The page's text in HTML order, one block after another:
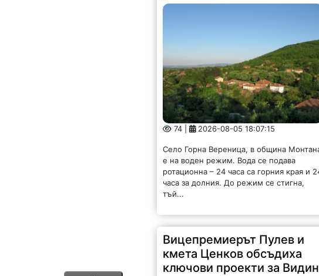
74 | 2026-08-05 18:07:15
Село Горна Вереница, в община
е на воден режим. Вода се подава
ротационна – 24 часа са горния края и
часа за долния. До режим се стигна,
тъй...
Вицепремиерът Пулев и
кмета Ценков обсъдиха
ключови проекти за Видин